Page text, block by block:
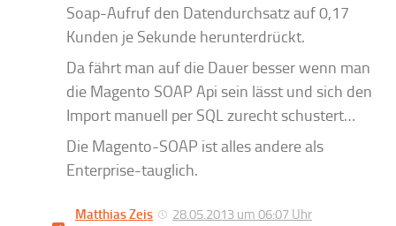
Soap-Aufruf den Datendurchsatz auf 0,17
Kunden je Sekunde herunterdrückt.
Da fährt man auf die Dauer besser wenn man
die Magento SOAP Api sein lässt und sich den
Import manuell per SQL zurecht schustert…
Die Magento-SOAP ist alles andere als
Enterprise-tauglich.
Matthias Zeis 28.05.2013 um 06:07 Uhr